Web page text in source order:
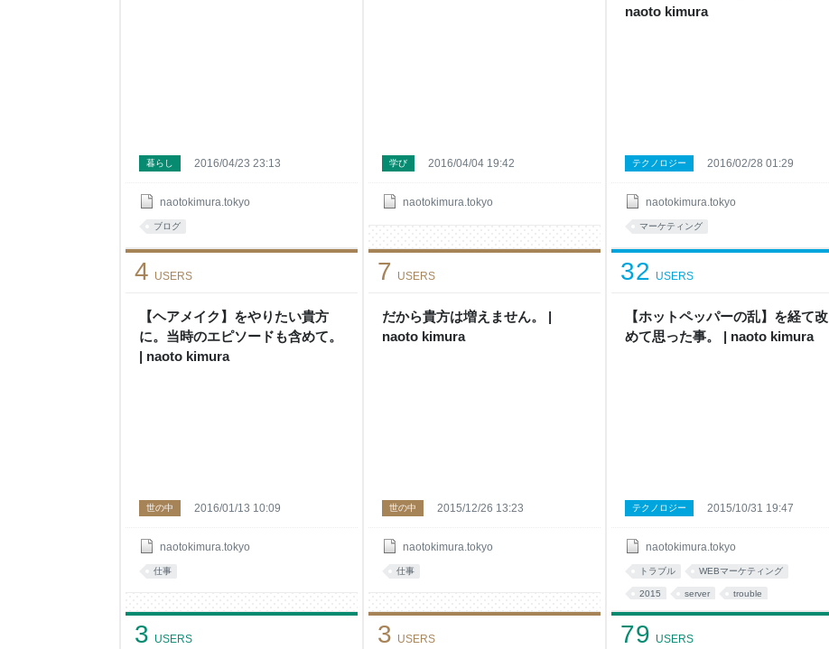
naotokimura.tokyo
暮らし 2016/04/23 23:13
ブログ
naotokimura.tokyo
学び 2016/04/04 19:42
naoto kimura
naotokimura.tokyo
テクノロジー 2016/02/28 01:29
マーケティング
【ヘアメイク】をやりたい貴方
に。当時のエピソードも含めて。
| naoto kimura
4 USERS
naotokimura.tokyo
世の中 2016/01/13 10:09
仕事
だから貴方は増えません。 |
naoto kimura
7 USERS
naotokimura.tokyo
世の中 2015/12/26 13:23
仕事
【ホットペッパーの乱】を経て改
めて思った事。 | naoto kimura
32 USERS
naotokimura.tokyo
テクノロジー 2015/10/31 19:47
トラブル WEBマーケティング
2015 server trouble
Saved For Later it
3 USERS 3 USERS 79 USERS